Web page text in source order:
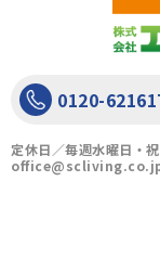
0120-
定休日／毎週水曜日